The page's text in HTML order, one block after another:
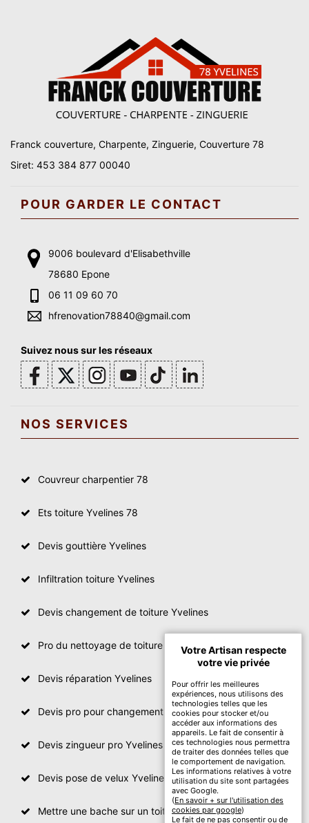
Franck couverture, Charpente, Zinguerie, Couverture 78
Siret: 453 384 877 00040
POUR GARDER LE CONTACT
9006 boulevard d'Elisabethville
78680 Epone
06 11 09 60 70
hfrenovation78840@gmail.com
Suivez nous sur les réseaux
NOS SERVICES
Couvreur charpentier 78
Ets toiture Yvelines 78
Devis gouttière Yvelines
Infiltration toiture Yvelines
Devis changement de toiture Yvelines
Pro du nettoyage de toiture
Devis réparation Yvelines
Devis pro pour changement de toiture Yvelines
Devis zingueur pro Yvelines
Devis pose de velux Yvelines
Mettre une bache sur un toit Yvelines
Votre Artisan respecte
votre vie privée
Pour offrir les meilleures
expériences, nous utilisons des
technologies telles que les
cookies pour stocker et/ou
accéder aux informations des
appareils. Le fait de consentir à
ces technologies nous permettra
de traiter des données telles que
le comportement de navigation.
Les informations relatives à votre
utilisation du site sont partagées
avec Google.
(En savoir + sur l'utilisation des
cookies par google)
Le fait de ne pas consentir ou de